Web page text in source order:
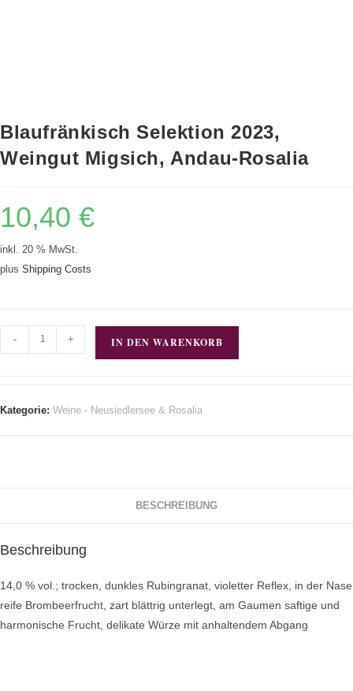
Blaufränkisch Selektion 2023,
Weingut Migsich, Andau-Rosalia
10,40 €
inkl. 20 % MwSt.
plus Shipping Costs
- + IN DEN WARENKORB
Kategorie: Weine - Neusiedlersee & Rosalia
BESCHREIBUNG
Beschreibung
14,0 % vol.; trocken, dunkles Rubingranat, violetter Reflex, in der Nase
reife Brombeerfrucht, zart blättrig unterlegt, am Gaumen saftige und
harmonische Frucht, delikate Würze mit anhaltendem Abgang